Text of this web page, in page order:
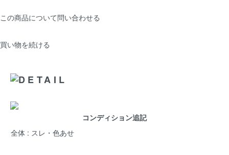
この商品について問い合わせる
買い物を続ける
コンディション追記
全体 : スレ・色あせ